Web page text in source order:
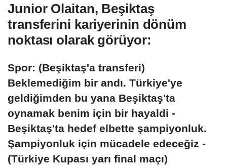
Junior Olaitan, Beşiktaş
transferini kariyerinin dönüm
noktası olarak görüyor:
Spor: (Beşiktaş'a transferi)
Beklemediğim bir andı. Türkiye'ye
geldiğimden bu yana Beşiktaş'ta
oynamak benim için bir hayaldi -
Beşiktaş'ta hedef elbette şampiyonluk.
Şampiyonluk için mücadele edeceğiz -
(Türkiye Kupası yarı final maçı)